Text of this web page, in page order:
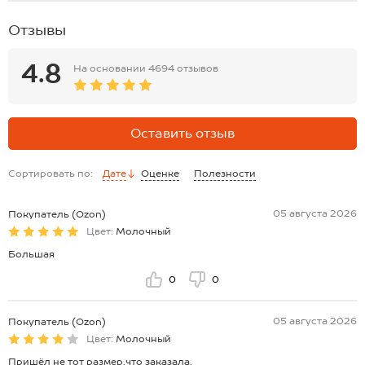
Отзывы
4.8 На основании 4694 отзывов
Оставить отзыв
Сортировать по: Дате Оценке Полезности
Покупатель (Ozon)
05 августа 2026
Цвет: Молочный
Большая
0 0
Покупатель (Ozon)
05 августа 2026
Цвет: Молочный
Пришёл не тот размер,что заказала.